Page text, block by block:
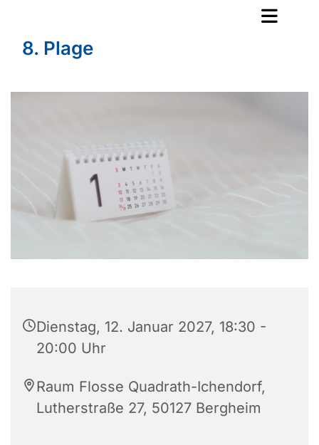
8. Plage
Dienstag, 12. Januar 2027, 18:30 -
20:00 Uhr
Raum Flosse Quadrath-Ichendorf,
Lutherstraße 27, 50127 Bergheim